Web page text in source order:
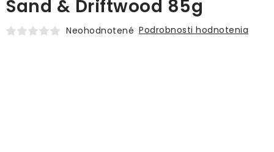
Sand & Driftwood 85g
Neohodnotené Podrobnosti hodnotenia